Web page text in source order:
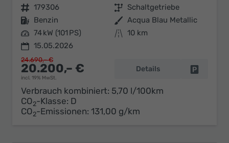
Fahrzeugnr. 179306 Getriebe Schaltgetriebe
Kraftstoff Benzin Außenfarbe Acqua Blau Metallic
Leistung 74 kW (101 PS) Kilometerstand 10 km
15.05.2026
20.200,– €
incl. 19% MwSt.
24.690,– €
Details
Verbrauch kombiniert: 5,70 l/100km
CO2-Klasse: D
CO2-Emissionen: 131,00 g/km